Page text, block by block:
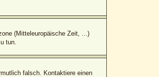
(Mitteleuropäische Zeit, ...)
tun.
falsch. Kontaktiere einen